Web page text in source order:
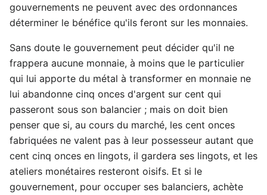
gouvernements ne peuvent avec des ordonnances
déterminer le bénéfice qu'ils feront sur les monnaies.
Sans doute le gouvernement peut décider qu'il ne
frappera aucune monnaie, à moins que le particulier
qui lui apporte du métal à transformer en monnaie ne
lui abandonne cinq onces d'argent sur cent qui
passeront sous son balancier ; mais on doit bien
penser que si, au cours du marché, les cent onces
fabriquées ne valent pas à leur possesseur autant que
cent cinq onces en lingots, il gardera ses lingots, et les
ateliers monétaires resteront oisifs. Et si le
gouvernement, pour occuper ses balanciers, achète